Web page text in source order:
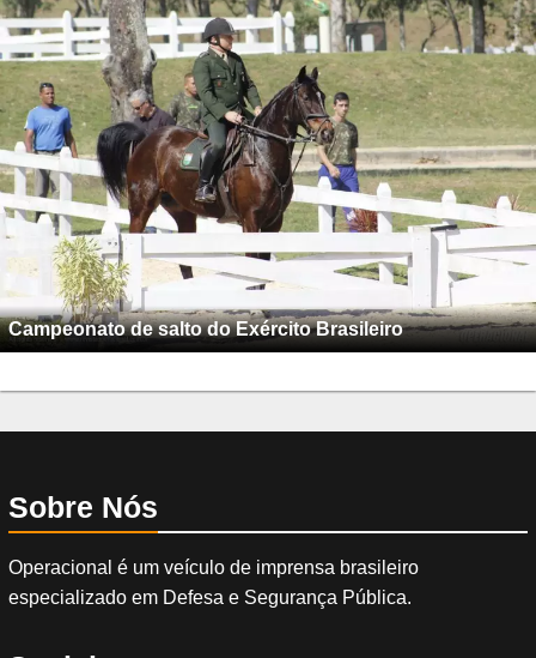
Campeonato de salto do Exército Brasileiro
Sobre Nós
Operacional é um veículo de imprensa brasileiro
especializado em Defesa e Segurança Pública.